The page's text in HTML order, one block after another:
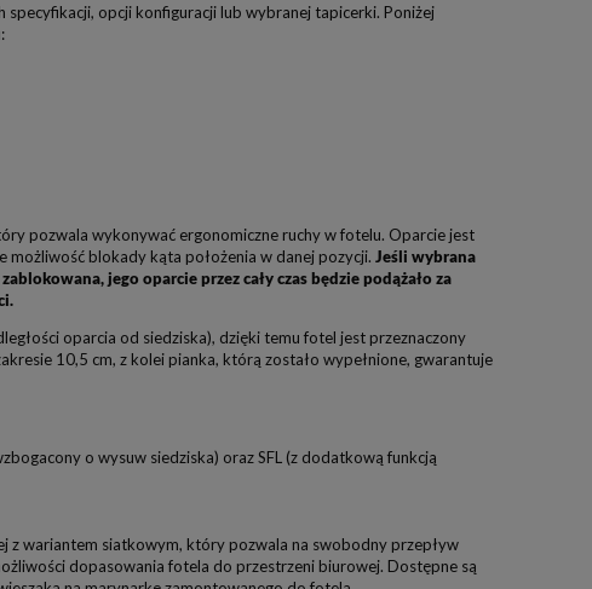
opcji konfiguracji lub wybranej tapicerki. Poniżej
pozwala wykonywać ergonomiczne ruchy w fotelu. Oparcie jest
możliwość blokady kąta położenia w danej pozycji. Jeśli wybrana
jego oparcie przez cały czas będzie podążało za
oparcia od siedziska), dzięki temu fotel jest przeznaczony
10,5 cm, z kolei pianka, którą zostało wypełnione, gwarantuje
o wysuw siedziska) oraz SFL (z dodatkową funkcją
z wariantem siatkowym, który pozwala na swobodny przepływ
dopasowania fotela do przestrzeni biurowej. Dostępne są